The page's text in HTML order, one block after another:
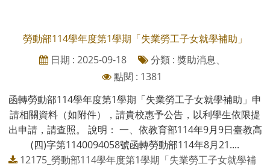
勞動部114學年度第1學期「失業勞工子女就學補助」
日期 : 2025-09-18
分類 : 獎助消息、
點閱 : 1381
函轉勞動部114學年度第1學期「失業勞工子女就學補助」申
請相關資料（如附件），請貴校惠予公告，以利學生依限提
出申請，請查照。 說明： 一、依教育部114年9月9日臺教高
(四)字第1140094058號函轉勞動部114年8月21....
12175_勞動部114學年度第1學期「失業勞工子女就學補